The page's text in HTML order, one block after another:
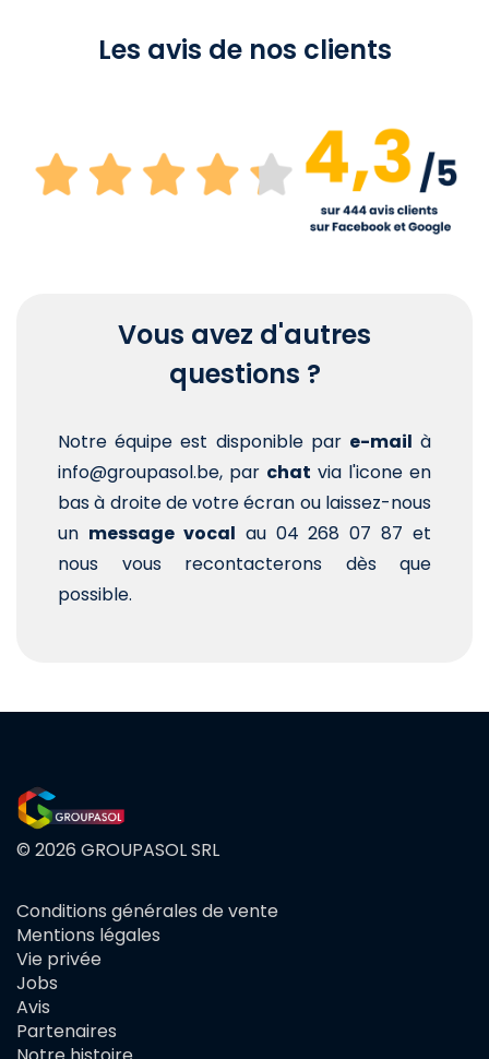
Les avis de nos clients
Vous avez d'autres
questions ?
Notre équipe est disponible par e-mail à
info@groupasol.be, par chat via l'icone en
bas à droite de votre écran ou laissez-nous
un message vocal au 04 268 07 87 et
nous vous recontacterons dès que
possible.
© 2026 GROUPASOL SRL
FOOTER
MENU
Conditions générales de vente
Mentions légales
Vie privée
Jobs
Avis
Partenaires